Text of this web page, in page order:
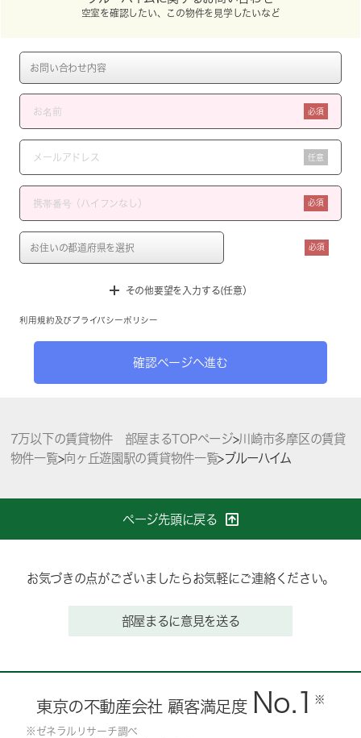
空室を確認したい、この物件を見学したいなど
必須
任意
必須
必須
その他要望を入力する(任意）
利用規約 及び プライバシーポリシー
確認ページへ進む
7万以下の賃貸物件 部屋まるTOPページ>川崎市多摩区の賃貸
物件一覧>向ヶ丘遊園駅の賃貸物件一覧>ブルーハイム
ページ先頭に戻る
お気づきの点がございましたらお気軽にご連絡ください。
部屋まるに意見を送る
東京の不動産会社 顧客満足度 No.1 ※
※ゼネラルリサーチ調べ